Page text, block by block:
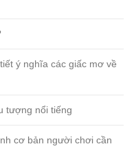
ý nghĩa các giấc mơ về
tượng nổi tiếng
cơ bản người chơi cần